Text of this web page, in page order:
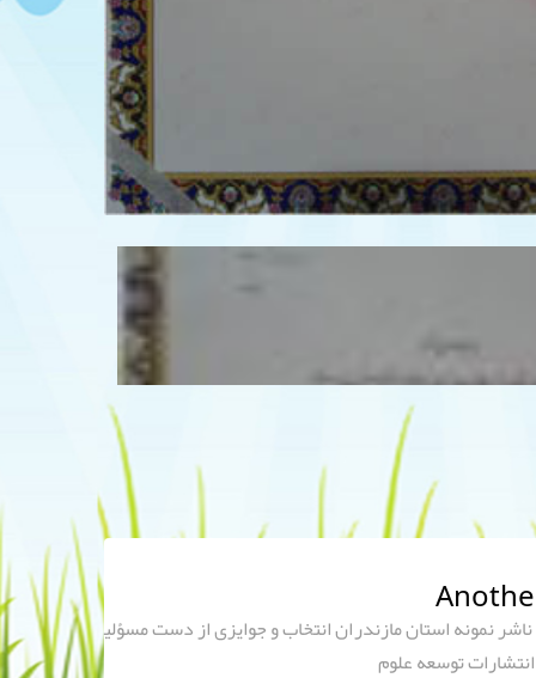
نمونه استان مازندران انتخاب و جوایزی از دست مسؤلی
توسعه علوم